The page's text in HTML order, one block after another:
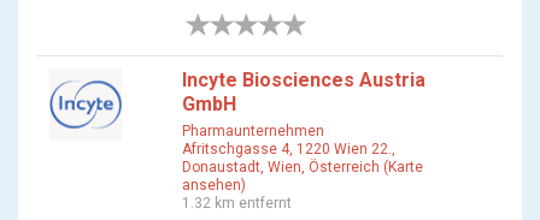
Incyte Biosciences Austria
GmbH
Pharmaunternehmen
Afritschgasse 4, 1220 Wien 22.,
Donaustadt, Wien, Österreich (Karte
ansehen)
1.32 km entfernt